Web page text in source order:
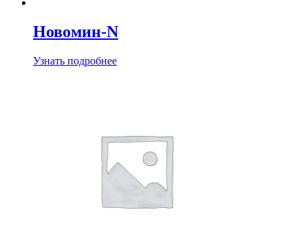
Новомин-N
Узнать подробнее